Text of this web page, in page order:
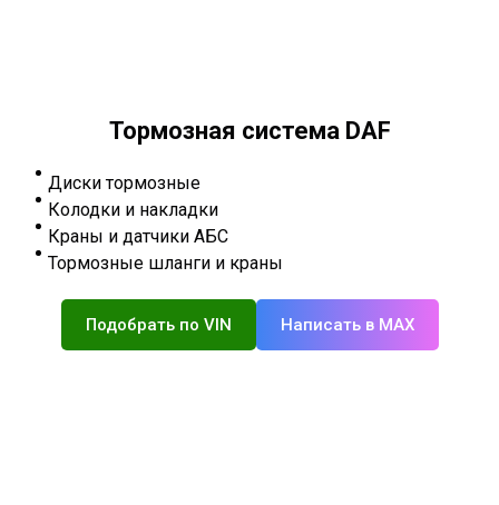
Тормозная система DAF
Диски тормозные
Колодки и накладки
Краны и датчики АБС
Тормозные шланги и краны
Подобрать по VIN Написать в MAX